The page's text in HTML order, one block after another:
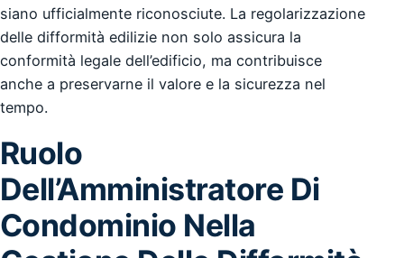
siano ufficialmente riconosciute. La regolarizzazione
delle difformità edilizie non solo assicura la
conformità legale dell’edificio, ma contribuisce
anche a preservarne il valore e la sicurezza nel
tempo.
Ruolo
Dell’Amministratore Di
Condominio Nella